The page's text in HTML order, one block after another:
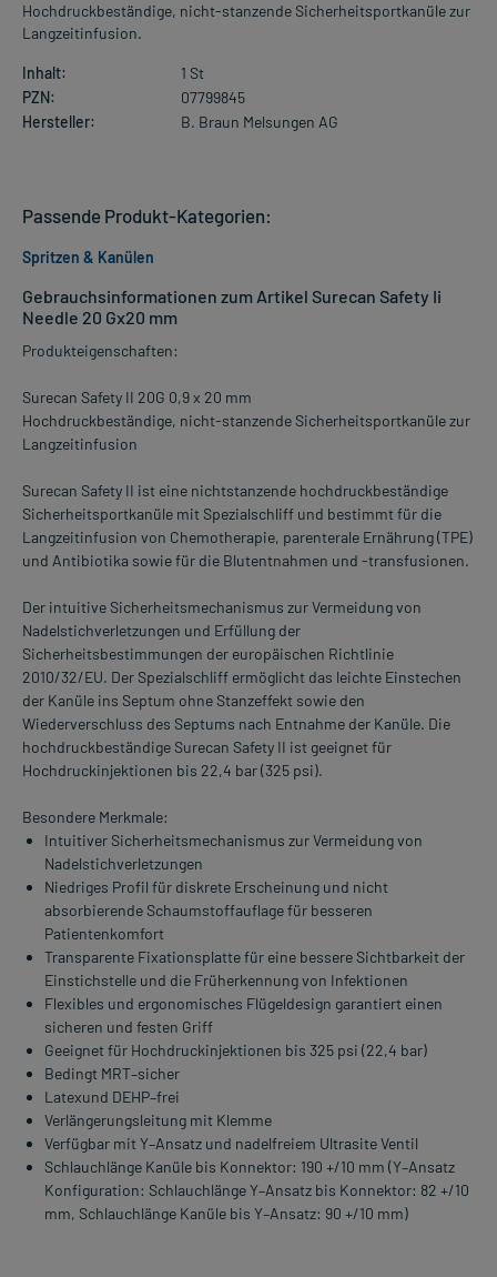
Hochdruckbeständige, nicht-stanzende Sicherheitsportkanüle zur
Langzeitinfusion.
Inhalt:
1 St
PZN:
07799845
Hersteller:
B. Braun Melsungen AG
Gebrauchsinformationen zum Artikel Surecan Safety Ii
Needle 20 Gx20 mm
Produkteigenschaften:
Surecan Safety II 20G 0,9 x 20 mm
Hochdruckbeständige, nicht-stanzende Sicherheitsportkanüle zur
Langzeitinfusion
Surecan Safety II ist eine nichtstanzende hochdruckbeständige
Sicherheitsportkanüle mit Spezialschliff und bestimmt für die
Langzeitinfusion von Chemotherapie, parenterale Ernährung (TPE)
und Antibiotika sowie für die Blutentnahmen und -transfusionen.
Der intuitive Sicherheitsmechanismus zur Vermeidung von
Nadelstichverletzungen und Erfüllung der
Sicherheitsbestimmungen der europäischen Richtlinie
2010/32/EU. Der Spezialschliff ermöglicht das leichte Einstechen
der Kanüle ins Septum ohne Stanzeffekt sowie den
Wiederverschluss des Septums nach Entnahme der Kanüle. Die
hochdruckbeständige Surecan Safety II ist geeignet für
Hochdruckinjektionen bis 22,4 bar (325 psi).
Besondere Merkmale:
Intuitiver Sicherheitsmechanismus zur Vermeidung von
Nadelstichverletzungen
Niedriges Profil für diskrete Erscheinung und nicht
absorbierende Schaumstoffauflage für besseren
Patientenkomfort
Transparente Fixationsplatte für eine bessere Sichtbarkeit der
Einstichstelle und die Früherkennung von Infektionen
Flexibles und ergonomisches Flügeldesign garantiert einen
sicheren und festen Griff
Geeignet für Hochdruckinjektionen bis 325 psi (22,4 bar)
Bedingt MRT–sicher
Latexund DEHP–frei
Verlängerungsleitung mit Klemme
Verfügbar mit Y–Ansatz und nadelfreiem Ultrasite Ventil
Schlauchlänge Kanüle bis Konnektor: 190 +/10 mm (Y–Ansatz
Konfiguration: Schlauchlänge Y–Ansatz bis Konnektor: 82 +/10
mm, Schlauchlänge Kanüle bis Y–Ansatz: 90 +/10 mm)
Passende Produkt-Kategorien:
Spritzen & Kanülen